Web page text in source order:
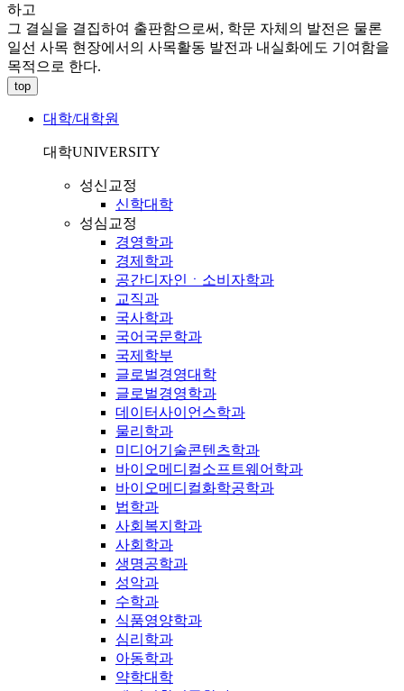
하고
그 결실을 결집하여 출판함으로써, 학문 자체의 발전은 물론
일선 사목 현장에서의 사목활동 발전과 내실화에도 기여함을
목적으로 한다.
top
대학/대학원
대학UNIVERSITY
성신교정
신학대학
성심교정
경영학과
경제학과
공간디자인ㆍ소비자학과
교직과
국사학과
국어국문학과
국제학부
글로벌경영대학
글로벌경영학과
데이터사이언스학과
물리학과
미디어기술콘텐츠학과
바이오메디컬소프트웨어학과
바이오메디컬화학공학과
법학과
사회복지학과
사회학과
생명공학과
성악과
수학과
식품영양학과
심리학과
아동학과
약학대학